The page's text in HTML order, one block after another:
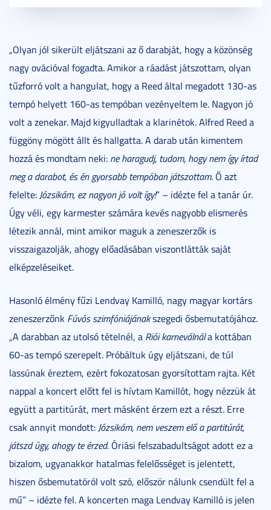
„Olyan jól sikerült eljátszani az ő darabját, hogy a közönség
nagy ovációval fogadta. Amikor a ráadást játszottam, olyan
tűzforró volt a hangulat, hogy a Reed által megadott 130-as
tempó helyett 160-as tempóban vezényeltem le. Nagyon jó
volt a zenekar. Majd kigyulladtak a klarinétok. Alfred Reed a
függöny mögött állt és hallgatta. A darab után kimentem
hozzá és mondtam neki: ne haragudj, tudom, hogy nem így írtad
meg a darabot, és én gyorsabb tempóban játszottam. Ő azt
felelte: Józsikám, ez nagyon jó volt így!” – idézte fel a tanár úr.
Úgy véli, egy karmester számára kevés nagyobb elismerés
létezik annál, mint amikor maguk a zeneszerzők is
visszaigazolják, ahogy előadásában viszontlátták saját
elképzeléseiket.
Hasonló élmény fűzi Lendvay Kamilló, nagy magyar kortárs
zeneszerzőnk Fúvós szimfóniájánakszegedi ősbemutatójához.
„A darabban az utolsó tételnél, a Riói karneválnála kottában
60-as tempó szerepelt. Próbáltuk úgy eljátszani, de túl
lassúnak éreztem, ezért fokozatosan gyorsítottam rajta. Két
nappal a koncert előtt fel is hívtam Kamillót, hogy nézzük át
együtt a partitúrát, mert másként érzem ezt a részt. Erre
csak annyit mondott: Józsikám, nem veszem elő a partitúrát,
játszd úgy, ahogy te érzed. Óriási felszabadultságot adott ez a
bizalom, ugyanakkor hatalmas felelősséget is jelentett,
hiszen ősbemutatóról volt szó, először nálunk csendült fel a
mű” – idézte fel. A koncerten maga Lendvay Kamilló is jelen